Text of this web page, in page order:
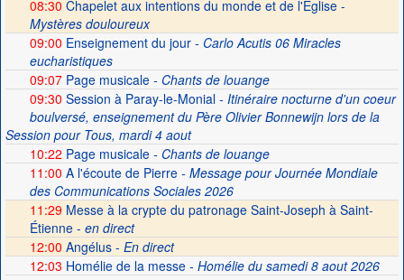
08:30 Chapelet aux intentions du monde et de l'Eglise -
Mystères douloureux
09:00 Enseignement du jour- Carlo Acutis 06 Miracles
eucharistiques
09:07Page musicale- Chants de louange
09:30 Session à Paray-le-Monial- Itinéraire nocturne d'un coeur
boulversé, enseignement du Père Olivier Bonnewijn lors de la
Session pour Tous, mardi 4 aout
10:22 Page musicale- Chants de louange
11:00 A l'écoute de Pierre- Message pour Journée Mondiale
des Communications Sociales 2026
11:29 Messe à la crypte du patronage Saint-Joseph à Saint-
Étienne - en direct
12:00 Angélus - En direct
12:03 Homélie de la messe- Homélie du samedi 8 aout 2026